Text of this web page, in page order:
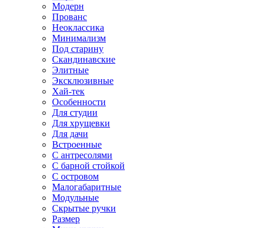
Модерн
Прованс
Неоклассика
Минимализм
Под старину
Скандинавские
Элитные
Эксклюзивные
Хай-тек
Особенности
Для студии
Для хрущевки
Для дачи
Встроенные
С антресолями
С барной стойкой
С островом
Малогабаритные
Модульные
Скрытые ручки
Размер